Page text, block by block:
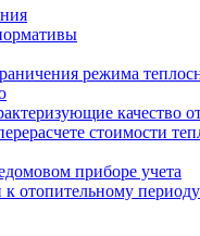
режима
качество
стоимости
приборе учета
к отопительному периоду